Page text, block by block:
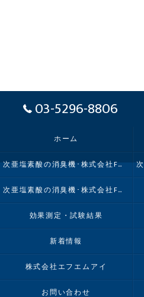
03-5296-8806
ホーム
次亜塩素酸の消臭機･株式会社FMIの口コミ情報
次亜塩素酸の消臭機･株式会社FMIのお客様の声
効果測定・試験結果
新着情報
株式会社エフエムアイ
お問い合わせ